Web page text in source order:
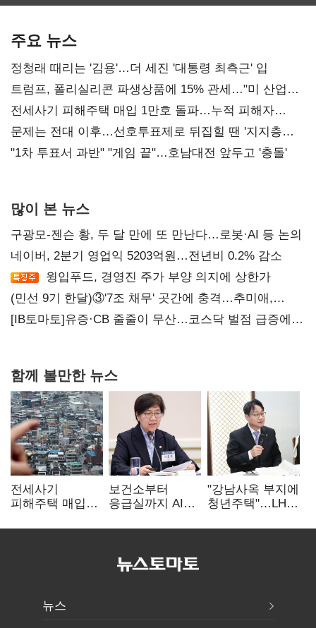
주요 뉴스
정청래 때리는 '김용'…더 세진 '대통령 최측근' 입
트럼프, 폴리실리콘 파생상품에 15% 관세…"미 산업
재건"
전세사기 피해주택 매입 1만호 돌파…누적 피해자
4만278명
문제는 전대 이후…선호투표제로 뒤집힐 땐 '지지층
불복'
"1차 투표서 과반" "게임 끝"…호남대전 앞두고 '충돌'
많이 본 뉴스
구광모-젠슨 황, 두 달 만에 또 만난다…로봇·AI 등 논의
네이버, 2분기 영업익 5203억원…전년비 0.2% 감소
윙입푸드, 경영진 주가 부양 의지에 상한가
(민선 9기 한달)③'7조 채무' 곳간에 충격…추미애,
20년만에 '비상재정' 선언 승부수
[IB토마토]유증·CB 줄줄이 무산…코스닥 벌점 급증에
함께 볼만한 뉴스
전세사기
피해주택 매입
누적 피해자
보건소부터
응급실까지 AI
혁신 본격화
"강남사옥 부지에
청년주택"…LH도
뉴스